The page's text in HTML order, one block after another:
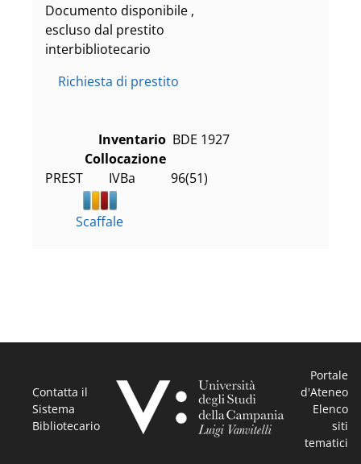
Documento disponibile ,
escluso dal prestito
interbibliotecario
Richiesta di prestito
Inventario BDE 1927
Collocazione
PREST        IVBa           96(51)
Scaffale
Contatta il
Sistema
Bibliotecario
Portale
d'Ateneo
Elenco
siti
tematici